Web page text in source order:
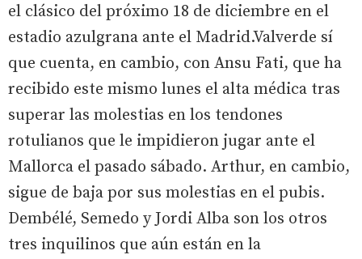
el clásico del próximo 18 de diciembre en el
estadio azulgrana ante el Madrid.Valverde sí
que cuenta, en cambio, con Ansu Fati, que ha
recibido este mismo lunes el alta médica tras
superar las molestias en los tendones
rotulianos que le impidieron jugar ante el
Mallorca el pasado sábado. Arthur, en cambio,
sigue de baja por sus molestias en el pubis.
Dembélé, Semedo y Jordi Alba son los otros
tres inquilinos que aún están en la